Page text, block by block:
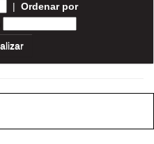
| Ordenar por